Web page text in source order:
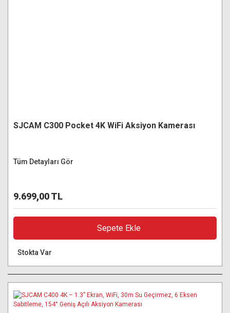
SJCAM C300 Pocket 4K WiFi Aksiyon Kamerası
Tüm Detayları Gör
9.699,00 TL
Sepete Ekle
Stokta Var